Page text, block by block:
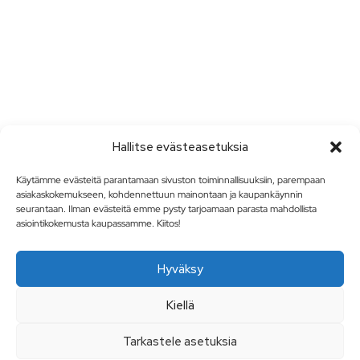
Hallitse evästeasetuksia
Käytämme evästeitä parantamaan sivuston toiminnallisuuksiin, parempaan
asiakaskokemukseen, kohdennettuun mainontaan ja kaupankäynnin
seurantaan. Ilman evästeitä emme pysty tarjoamaan parasta mahdollista
asiointikokemusta kaupassamme. Kiitos!
Hyväksy
Kiellä
Tarkastele asetuksia